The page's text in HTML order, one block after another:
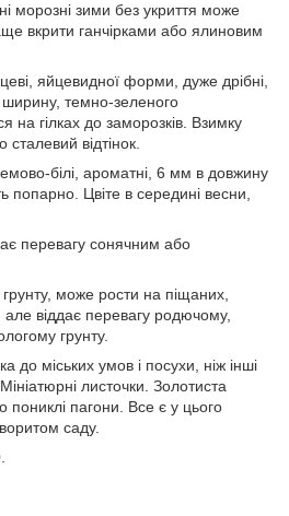
морозні зими без укриття може
вкрити ганчірками або ялиновим
яйцевидної форми, дуже дрібні,
темно-зеленого
на гілках до заморозків. Взимку
відтінок.
білі, ароматні, 6 мм в довжину
попарно. Цвіте в середині весни,
перевагу сонячним або
може рости на піщаних,
але віддає перевагу родючому,
грунту.
до міських умов і посухи, ніж інші
листочки. Золотиста
пониклі пагони. Все є у цього
саду.